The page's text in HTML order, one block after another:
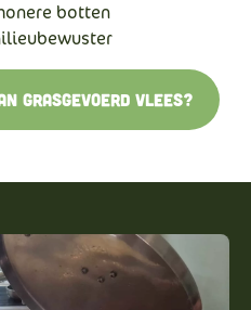
botten
grasgevoerd vlees?